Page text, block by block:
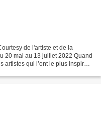
de l'artiste et de la
20 mai au 13 juillet 2022 Quand
artistes qui l’ont le plus inspiré,